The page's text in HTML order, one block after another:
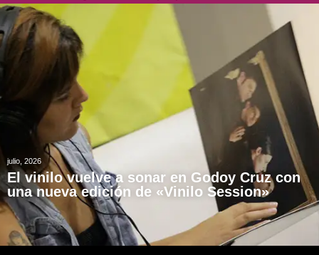
julio, 2026
El vinilo vuelve a sonar en Godoy Cruz con
una nueva edición de «Vinilo Session»